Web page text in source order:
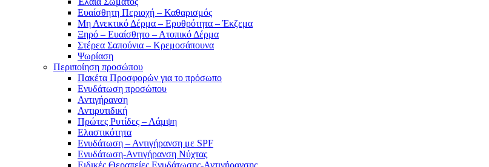
Ευαίσθητη Περιοχή – Καθαρισμός
Μη Ανεκτικό Δέρμα – Ερυθρότητα – Έκζεμα
Ξηρό – Ευαίσθητο – Ατοπικό Δέρμα
Στέρεα Σαπούνια – Κρεμοσάπουνα
Ψωρίαση
Περιποίηση προσώπου
Πακέτα Προσφορών για το πρόσωπο
Ενυδάτωση προσώπου
Αντιγήρανση
Αντιρυτιδική
Πρώτες Ρυτίδες – Λάμψη
Ελαστικότητα
Ενυδάτωση – Αντιγήρανση με SPF
Ενυδάτωση-Αντιγήρανση Νύχτας
Ειδικές Θεραπείες Ενυδάτωσης-Αντιγήρανσης